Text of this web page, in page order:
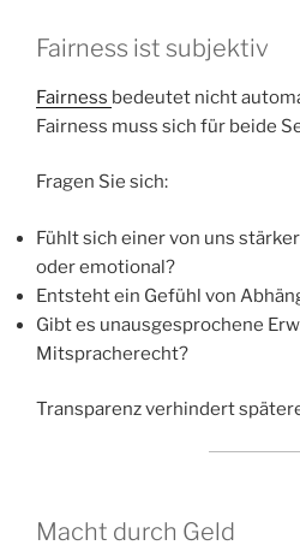
Fairness ist subjektiv
Fairness bedeutet nicht
Fairness muss sich für beide
Fragen Sie sich:
Fühlt sich einer von uns
oder emotional?
Entsteht ein Gefühl von
Gibt es unausgesprochene
Mitspracherecht?
Transparenz verhindert
Macht durch Geld